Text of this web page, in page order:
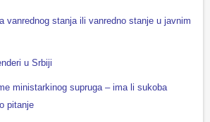
vanrednog stanja ili vanredno stanje u javnim
u Srbiji
ministarkinog supruga – ima li sukoba
pitanje